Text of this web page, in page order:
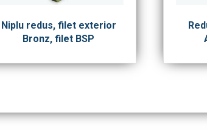
Niplu redus, filet exterior
Bronz, filet BSP